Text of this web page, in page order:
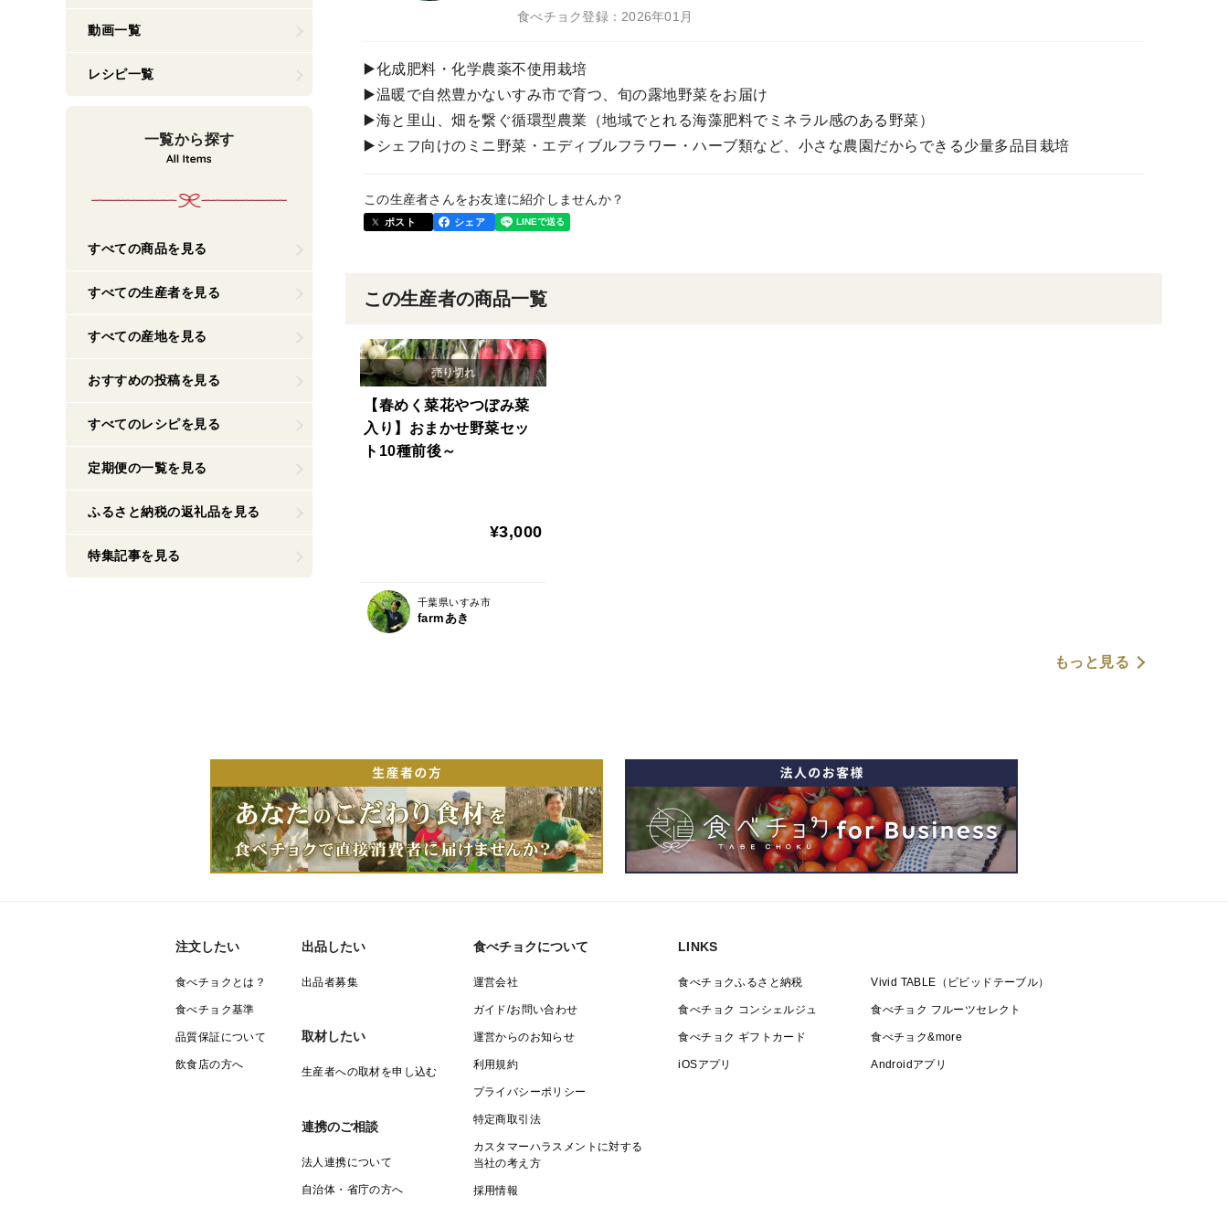
食べチョク登録：2026年01月
▶️化成肥料・化学農薬不使用栽培
▶️温暖で自然豊かないすみ市で育つ、旬の露地野菜をお届け
▶️海と里山、畑を繋ぐ循環型農業（地域でとれる海藻肥料でミネラル感のある野菜）
▶️シェフ向けのミニ野菜・エディブルフラワー・ハーブ類など、小さな農園だからできる少量多品目栽培
この生産者さんをお友達に紹介しませんか？
ポスト シェア
この生産者の商品一覧
【春めく菜花やつぼみ菜
入り】おまかせ野菜セッ
ト10種前後～
¥3,000
千葉県いすみ市
farmあき
もっと見る
動画一覧
レシピ一覧
一覧から探す
すべての商品を見る
すべての生産者を見る
すべての産地を見る
おすすめの投稿を見る
すべてのレシピを見る
定期便の一覧を見る
ふるさと納税の返礼品を見る
特集記事を見る
注文したい
食べチョクとは？
食べチョク基準
品質保証について
飲食店の方へ
出品したい
出品者募集
取材したい
生産者への取材を申し込む
連携のご相談
法人連携について
自治体・省庁の方へ
食べチョクについて
運営会社
ガイド/お問い合わせ
運営からのお知らせ
利用規約
プライバシーポリシー
特定商取引法
カスタマーハラスメントに対する
当社の考え方
採用情報
LINKS
食べチョクふるさと納税 Vivid TABLE（ビビッドテーブル）
食べチョク コンシェルジュ 食べチョク フルーツセレクト
食べチョク ギフトカード 食べチョク&more
iOSアプリ Androidアプリ